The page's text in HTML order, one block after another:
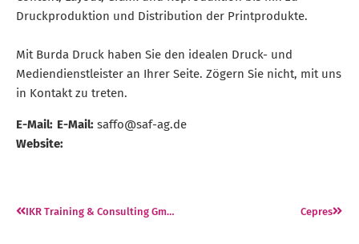
Druckproduktion und Distribution der Printprodukte.
Mit Burda Druck haben Sie den idealen Druck- und
Mediendienstleister an Ihrer Seite. Zögern Sie nicht, mit uns
in Kontakt zu treten.
E-Mail: E-Mail: saffo@saf-ag.de
Website:
IKR Training & Consulting GmbH Cepres